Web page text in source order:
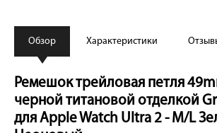
Обзор Характеристики
Ремешок трейловая петля
черной титановой отделкой
для Apple Watch Ultra 2 - M/L